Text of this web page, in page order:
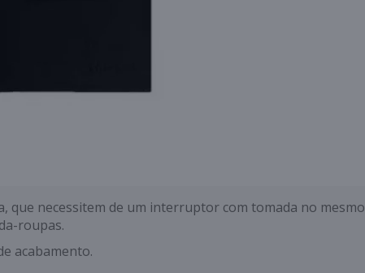
que necessitem de um interruptor com tomada no mesmo
roupas.
acabamento.